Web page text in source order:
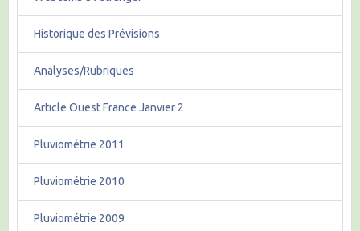
Historique des Prévisions
Analyses/Rubriques
Article Ouest France Janvier 2
Pluviométrie 2011
Pluviométrie 2010
Pluviométrie 2009